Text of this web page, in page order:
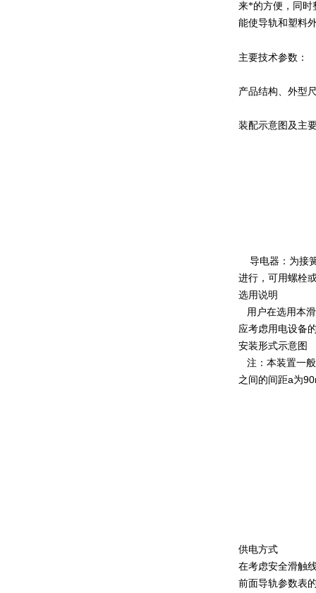
来*的方便，同时
能使导轨和塑料
主要技术参数：
产品结构、外型
装配示意图及主
导电器：为接
进行，可用螺栓
选用说明
用户在选用本
应考虑用电设备
安装形式示意图
注：本装置一
之间的间距a为
供电方式
在考虑安全滑触
前面导轨参数表